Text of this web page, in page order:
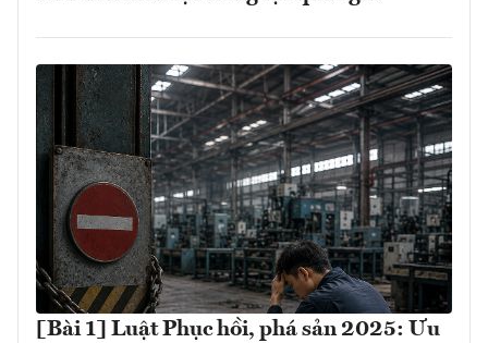
[Bài 1] Luật Phục hồi, phá sản 2025: Ưu